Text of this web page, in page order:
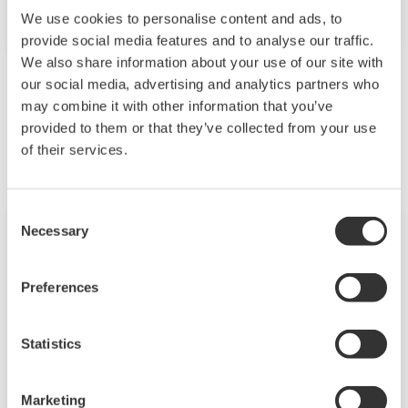
We use cookies to personalise content and ads, to
provide social media features and to analyse our traffic.
We also share information about your use of our site with
our social media, advertising and analytics partners who
may combine it with other information that you’ve
provided to them or that they’ve collected from your use
of their services.
Selection
Necessary
Preferences
Statistics
Marketing
planification, l'ordonnancement, la gestion et le
contrôle est nécessaire pour atteindre les
objectifs à long terme en matière de rentabilité,
d'efficacité et de protection de l'environnement.
Avec des années d'expertise dans le domaine de
l'automatisation, Yokogawa peut vous apporter
Les produits et solutions liés